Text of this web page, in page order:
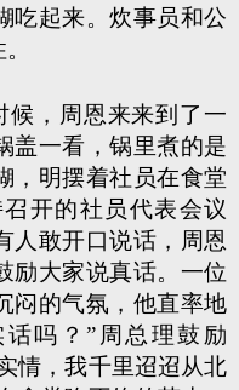
吃起来。炊事员和公
候，周恩来来到了一
盖一看，锅里煮的是
，明摆着社员在食堂
开的社员代表会议
人敢开口说话，周恩
励大家说真话。一位
闷的气氛，他直率地
吗？”周总理鼓励
情，我千里迢迢从北